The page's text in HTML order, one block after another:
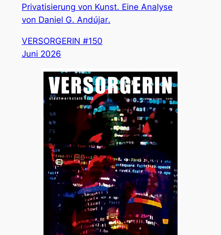
Privatisierung von Kunst. Eine Analyse
von Daniel G. Andújar.
VERSORGERIN #150
Juni 2026